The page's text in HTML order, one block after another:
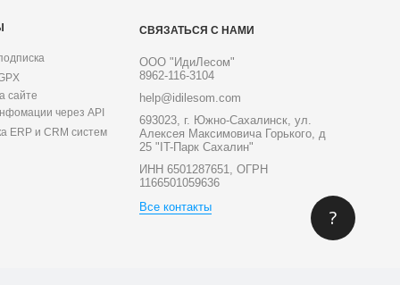
сайте
через API
ERP и CRM систем
СВЯЗАТЬСЯ С НАМИ
ООО "ИдиЛесом"
8962-116-3104
help@idilesom.com
693023, г. Южно-Сахалинск, ул.
Алексея Максимовича Горького, д
25 "IT-Парк Сахалин"
ИНН 6501287651, ОГРН
1166501059636
Все контакты
?